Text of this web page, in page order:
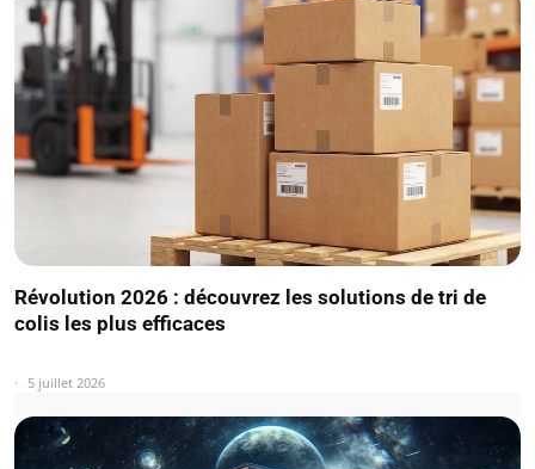
Révolution 2026 : découvrez les solutions de tri de
colis les plus efficaces
5 juillet 2026